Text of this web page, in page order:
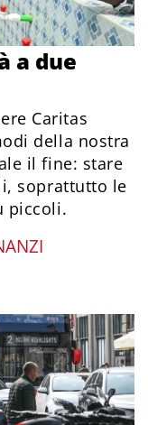
a due
Caritas
della nostra
il fine: stare
soprattutto le
piccoli.